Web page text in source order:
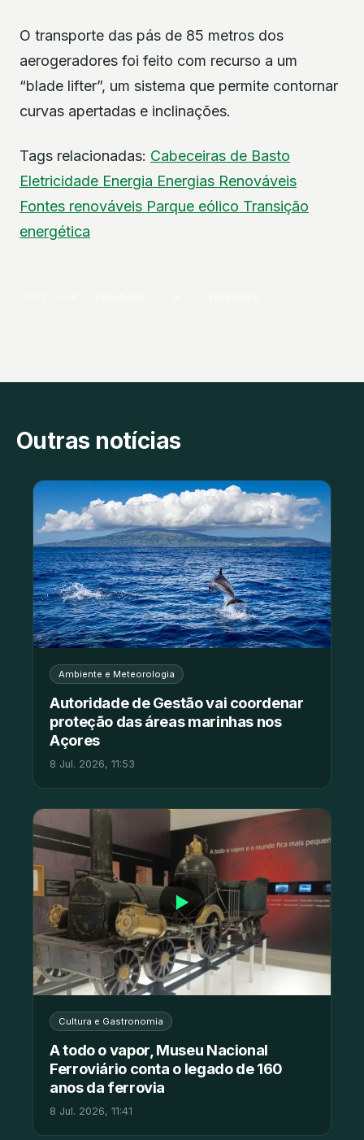
O transporte das pás de 85 metros dos
aerogeradores foi feito com recurso a um
“blade lifter”, um sistema que permite contornar
curvas apertadas e inclinações.
Tags relacionadas: Cabeceiras de Basto
Eletricidade Energia Energias Renováveis
Fontes renováveis Parque eólico Transição
energética
Outras notícias
Ambiente e Meteorologia
Autoridade de Gestão vai coordenar
proteção das áreas marinhas nos
Açores
8 Jul. 2026, 11:53
▶
Cultura e Gastronomia
A todo o vapor, Museu Nacional
Ferroviário conta o legado de 160
anos da ferrovia
8 Jul. 2026, 11:41